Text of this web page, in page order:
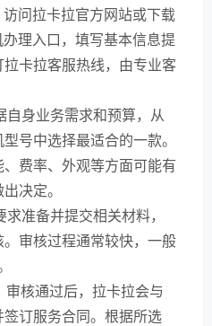
问拉卡拉官方网站或下载
理入口，填写基本信息提
卡拉客服热线，由专业客
自身业务需求和预算，从
号中选择最适合的一款。
费率、外观等方面可能有
决定。
准备并提交相关材料，
审核过程通常较快，一般
核通过后，拉卡拉会与
订服务合同。根据所选